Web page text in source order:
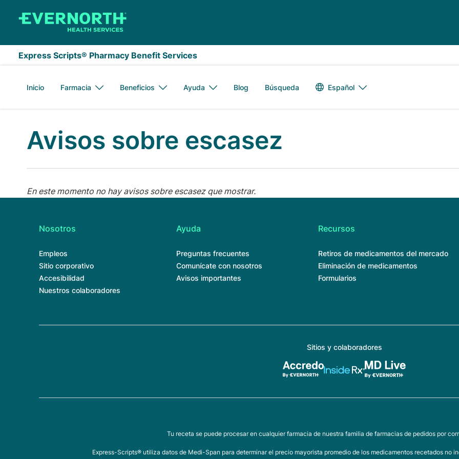
Express Scripts® Pharmacy Benefit Services
Inicio Farmacia Beneficios Ayuda Blog Búsqueda Alternador de
Español
Avisos sobre escasez
En este momento no hay avisos sobre escasez que mostrar.
Nosotros
Empleos
Sitio corporativo
Accesibilidad
Nuestros colaboradores
Ayuda
Preguntas frecuentes
Comunícate con nosotros
Avisos importantes
Recursos
Retiros de medicamentos del mercado
Eliminación de medicamentos
Formularios
Sitios y colaboradores
Tu receta se puede procesar en cualquier farmacia de nuestra familia de farmacias de pedidos por
Express-Scripts® utiliza datos de Medi-Span para determinar el precio mayorista promedio de los medicamentos recetados no